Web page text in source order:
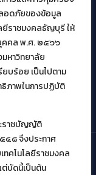
อดภัยของข้อมูล
ยีราชมงคลธัญบุรี ให้
คคล พ.ศ. ๒๕๖๖
มหาวิทยาลัย
บร้อย เป็นไปตาม
ธิภาพในการปฏิบัติ
ราชบัญญัติ
๔๘ จึงประกาศ
คโนโลยีราชมงคล
บัดนี้เป็นต้น
โดย. มทร.ธัญบุรี
องจักรกลทางการ
เกษตรระดับชุมชน
ลแบบบูรณาการ (1
ทศ มหาวิทยาลัย